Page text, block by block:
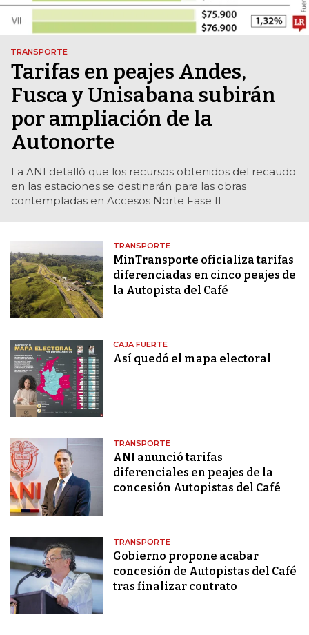
TRANSPORTE
Tarifas en peajes Andes,
Fusca y Unisabana subirán
por ampliación de la
Autonorte
La ANI detalló que los recursos obtenidos del recaudo
en las estaciones se destinarán para las obras
contempladas en Accesos Norte Fase II
TRANSPORTE
MinTransporte oficializa tarifas
diferenciadas en cinco peajes de
la Autopista del Café
CAJA FUERTE
Así quedó el mapa electoral
TRANSPORTE
ANI anunció tarifas
diferenciales en peajes de la
concesión Autopistas del Café
TRANSPORTE
Gobierno propone acabar
concesión de Autopistas del Café
tras finalizar contrato